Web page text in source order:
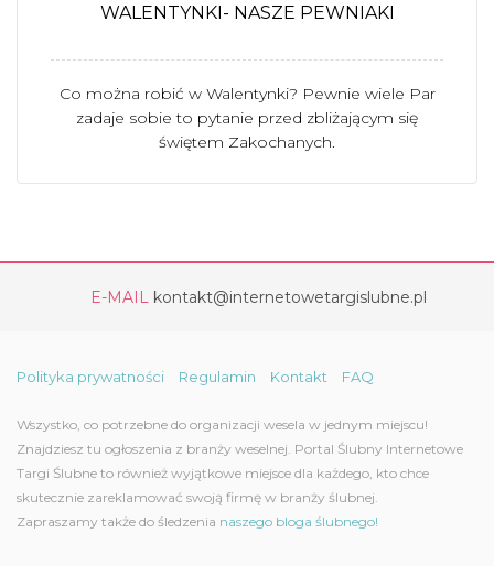
WALENTYNKI- NASZE PEWNIAKI
Co można robić w Walentynki? Pewnie wiele Par
zadaje sobie to pytanie przed zbliżającym się
świętem Zakochanych.
E-MAIL kontakt@internetowetargislubne.pl
Polityka prywatności Regulamin Kontakt FAQ
Wszystko, co potrzebne do organizacji wesela w jednym miejscu!
Znajdziesz tu ogłoszenia z branży weselnej. Portal Ślubny Internetowe
Targi Ślubne to również wyjątkowe miejsce dla każdego, kto chce
skutecznie zareklamować swoją firmę w branży ślubnej.
Zapraszamy także do śledzenia naszego bloga ślubnego!